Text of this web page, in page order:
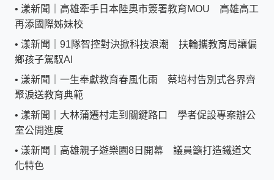
• 漾新聞｜高雄牽手日本陸奧市簽署教育MOU 高雄高工
再添國際姊妹校
• 漾新聞｜91隊智控對決掀科技浪潮 扶輪攜教育局讓偏
鄉孩子駕馭AI
• 漾新聞｜一生奉獻教育春風化雨 蔡培村告別式各界齊
聚淚送教育典範
• 漾新聞｜大林蒲遷村走到關鍵路口 學者促設專案辦公
室公開進度
• 漾新聞｜高雄親子遊樂園8日開幕 議員籲打造鐵道文
化特色